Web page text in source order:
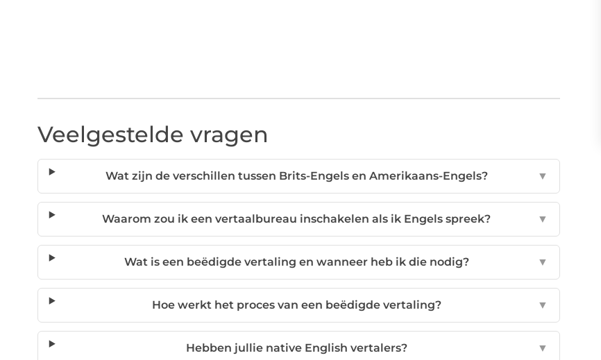
Veelgestelde vragen
Wat zijn de verschillen tussen Brits-Engels en Amerikaans-Engels? ▼
Waarom zou ik een vertaalbureau inschakelen als ik Engels spreek? ▼
Wat is een beëdigde vertaling en wanneer heb ik die nodig? ▼
Hoe werkt het proces van een beëdigde vertaling? ▼
Hebben jullie native English vertalers? ▼